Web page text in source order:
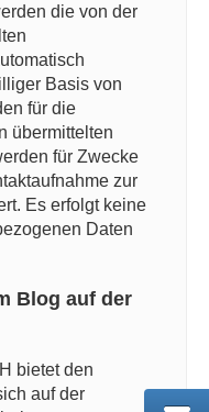
die von der
Basis von
für die
übermittelten
für Zwecke
zur
Es erfolgt keine
Daten
Blog auf der
bietet den
auf der